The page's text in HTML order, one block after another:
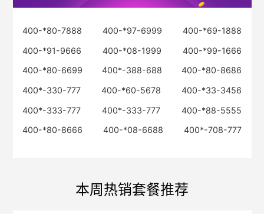
400-*80-7888 400-*97-6999
400-*69-1888
400-*91-9666
400-*08-1999
400-*99-1666
400-*80-6699
400*-388-688
400-*80-8686
400*-330-777
400-*60-5678
400-*33-3456
400*-333-777
400*-333-777
400-*88-5555
400-*80-8666
400-*08-6688 400*-708-777
本周热销套餐推荐